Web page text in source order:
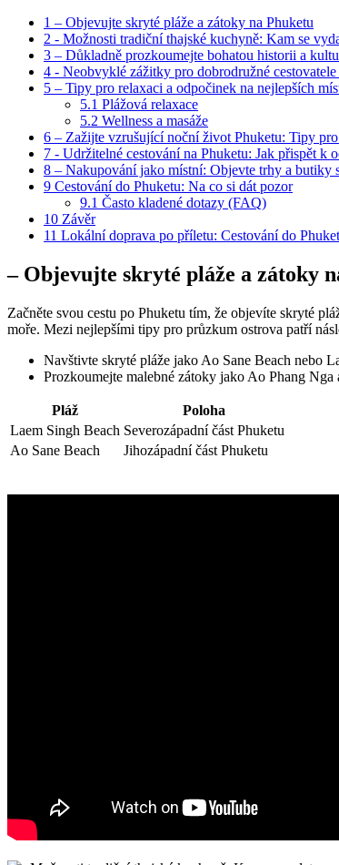
1 – ⁣Objevujte skryté pláže a zátoky na Phuketu
2 -‌ Možnosti tradiční thajské ‌kuchyně: Kam se
3 – Důkladně ‌prozkoumejte bohatou historii a
4 -‍ Neobvyklé zážitky pro dobrodružné cestovatele
5 – Tipy ⁤pro relaxaci⁤ a⁣ odpočinek na⁢ nejlepších
5.1 Plážová relaxace
5.2 Wellness ‌a ⁣masáže
6 – Zažijte vzrušující noční‌ život ⁢Phuketu: Tipy
7 -‍ Udržitelné ⁢cestování‍ na⁤ Phuketu:‍ Jak přispět k
8 – Nakupování jako místní: Objevte trhy ⁢a butiky
9 Cestování do Phuketu: Na co si dát pozor
9.1 Často kladené dotazy (FAQ)
10 Závěr
11 Lokální doprava po příletu: Cestování do
– ⁣Objevujte skryté pláže a zátoky
Začněte svou‍ cestu po Phuketu tím, že objevíte skryté
moře. Mezi nejlepšími tipy pro průzkum ostrova patří‍
Navštivte skryté pláže ⁣jako​ Ao ⁤Sane Beach nebo
Prozkoumejte malebné ⁤zátoky ‌jako Ao Phang⁤
Pláž
Poloha
Laem Singh Beach Severozápadní‌ část Phuketu
Ao Sane Beach
Jihozápadní část Phuketu